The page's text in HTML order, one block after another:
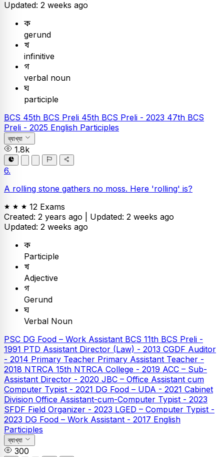
Updated: 2 weeks ago
ক
gerund
খ
infinitive
গ
verbal noun
ঘ
participle
BCS 45th BCS Preli 45th BCS Preli - 2023 47th BCS
Preli - 2025 English Participles
ব্যাখ্যা
1.8k
6.
A rolling stone gathers no moss. Here 'rolling' is?
12 Exams
Created: 2 years ago | Updated: 2 weeks ago
Updated: 2 weeks ago
ক
Participle
খ
Adjective
গ
Gerund
ঘ
Verbal Noun
PSC DG Food – Work Assistant BCS 11th BCS Preli -
1991 PTD Assistant Director (Law) - 2013 CGDF Auditor
- 2014 Primary Teacher Primary Assistant Teacher -
2018 NTRCA 15th NTRCA College - 2019 ACC – Sub-
Assistant Director - 2020 JBC – Office Assistant cum
Computer Typist - 2021 DG Food – UDA - 2021 Cabinet
Division Office Assistant-cum-Computer Typist - 2023
SFDF Field Organizer - 2023 LGED – Computer Typist -
2023 DG Food – Work Assistant - 2017 English
Participles
ব্যাখ্যা
300